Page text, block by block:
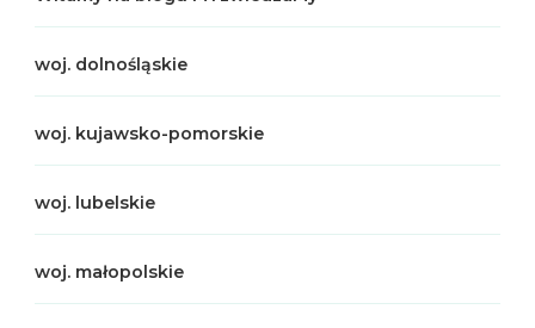
woj. dolnośląskie
woj. kujawsko-pomorskie
woj. lubelskie
woj. małopolskie